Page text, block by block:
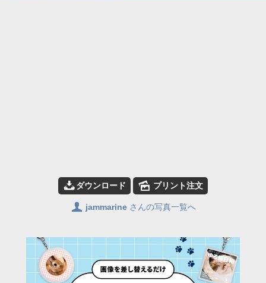
📥ダウンロード 🌄 プリント注文
👤 jammarineさんの写真一覧へ